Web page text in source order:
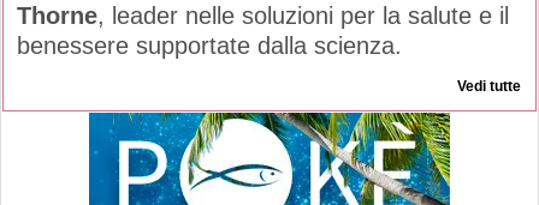
Thorne, leader nelle soluzioni per la salute e il
benessere supportate dalla scienza.
Vedi tutte